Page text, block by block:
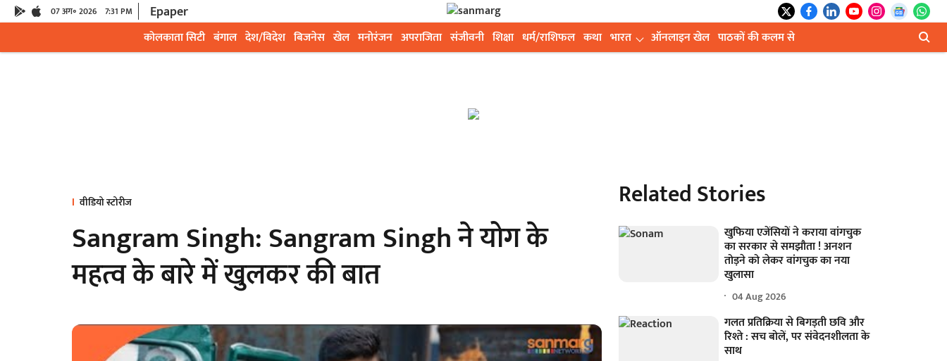
07 अग॰ 2026 7:31 PM Epaper
कोलकाता सिटी बंगाल देश/विदेश बिजनेस खेल मनोरंजन अपराजिता संजीवनी शिक्षा धर्म/राशिफल कथा भारत ऑनलाइन खेल पाठकों की कलम से
वीडियो स्टोरीज
Sangram Singh: Sangram Singh ने योग के
महत्व के बारे में खुलकर की बात
Related Stories
खुफिया एजेंसियों ने कराया वांगचुक
का सरकार से समझौता ! अनशन
तोड़ने को लेकर वांगचुक का नया
खुलासा
04 Aug 2026
गलत प्रतिक्रिया से बिगड़ती छवि और
रिश्ते : सच बोलें, पर संवेदनशीलता के
साथ